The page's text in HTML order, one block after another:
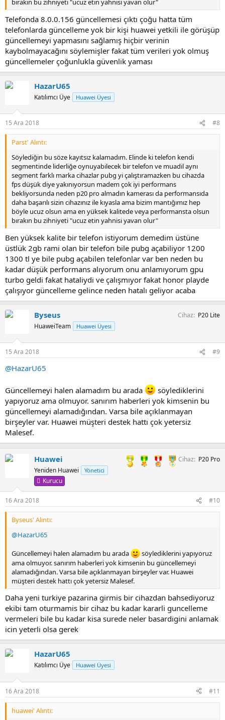
bırakın bu zihniyeti "ucuz etin yahnisi yavan olur"
Telefonda 8.0.0.156 güncellemesi çıktı çoğu hatta tüm
telefonlarda güncelleme yok bir kişi huawei yetkili ile görüşüp
güncellemeyi yapmasını sağlamış hiçbir verinin
kaybolmayacağını söylemişler fakat tüm verileri yok olmuş
güncellemeler çoğunlukla güvenlik yaması
HazarU65
Katılımcı Üye Huawei Üyesi
15 Ara 2018 #8
Parst' Alıntı:
Söylediğin bu söze kayıtsız kalamadım. Elinde ki telefon kendi
segmentinde liderliğe oynuyabilecek bir telefon ve muadil aynı
segment farklı marka cihazlar pubg yi çalıştıramazken bu cihazda
fps düşük diye yakınıyorsun madem çok iyi performans
bekliyorsunda neden p20 pro almadın kamerası da performansıda
daha başarılı sizin cihazınız ile kıyasla ama bizim mantığımız hep
böyle ucuz olsun ama en yüksek kalitede veya performansta olsun
bırakın bu zihniyeti "ucuz etin yahnisi yavan olur"
Ben yüksek kalite bir telefon istiyorum demedim üstüne
üstlük 2gb rami olan bir telefon bile pubg açabiliyor 1200
1300 tl ye bile pubg açabilen telefonlar var ben neden bu
kadar düşük performans alıyorum onu anlamıyorum gpu
turbo geldi fakat hataliydi ve çalışmıyor fakat honor playde
çalışıyor güncelleme gelince neden hatalı geliyor acaba
Byseus
HuaweiTeam Huawei Üyesi
Cihaz P20 Lite
15 Ara 2018 #9
@HazarU65
Güncellemeyi halen alamadım bu arada
söylediklerini
yapıyoruz ama olmuyor. sanırım haberleri yok kimsenin bu
güncellemeyi alamadığından. Varsa bile açıklanmayan
birşeyler var. Huawei müşteri destek hattı çok yetersiz
Malesef.
Huawei
Yeniden Huawei Yönetici
Kurucu
Cihaz P20 Pro
16 Ara 2018 #10
Byseus' Alıntı:
@HazarU65
Güncellemeyi halen alamadım bu arada
söylediklerini yapıyoruz
ama olmuyor. sanırım haberleri yok kimsenin bu güncellemeyi
alamadığından. Varsa bile açıklanmayan birşeyler var. Huawei
müşteri destek hattı çok yetersiz Malesef.
Daha yeni turkiye pazarina girmis bir cihazdan bahsediyoruz
ekibi tam oturmamis bir cihaz bu kadar kararli guncelleme
vermeleri bile bu kadar kisa surede neler basardigini anlamak
icin yeterli olsa gerek
HazarU65
Katılımcı Üye Huawei Üyesi
16 Ara 2018 #11
huawei' Alıntı: